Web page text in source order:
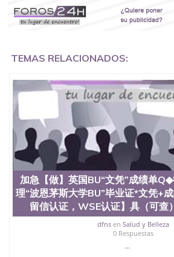
毕业而导致回国得不到教育部认证
了,成绩不理想毕不了业怎么办
551190476哪里可以买国外文凭
吗551190476怎么办理 外假毕业证
以制作美国毕业证551190476哪里可
证551190476留学生在哪里可以买假
551190476哪里可以办理加拿大毕
请学校办理假的毕业证成绩单可以
可以办理水印成绩单551190476哪里
GPA分数551190476假毕业证能查出
假文凭网上能查到吗551190476 如何
QQ微信551190476办假大学毕业证
国外毕业证去哪认证QQ微信
QQ微信551190476国外毕业证外壳
551190476快速代办国外毕业证QQ
速拿到国外文凭QQ微信551190476
QQ微信551190476国外文凭回国认证
551190476泰国文凭办理QQ微信
回国证明QQ微信551190476 国外烫
TEMAS RELACIONADOS:
加急【做】英国BU“文凭”成绩单
理“波恩茅斯大学BU”毕业证*文凭+
留信认证，WSE认证】具（可查
dfnsen Salud y Belleza
0 Respuestas
...